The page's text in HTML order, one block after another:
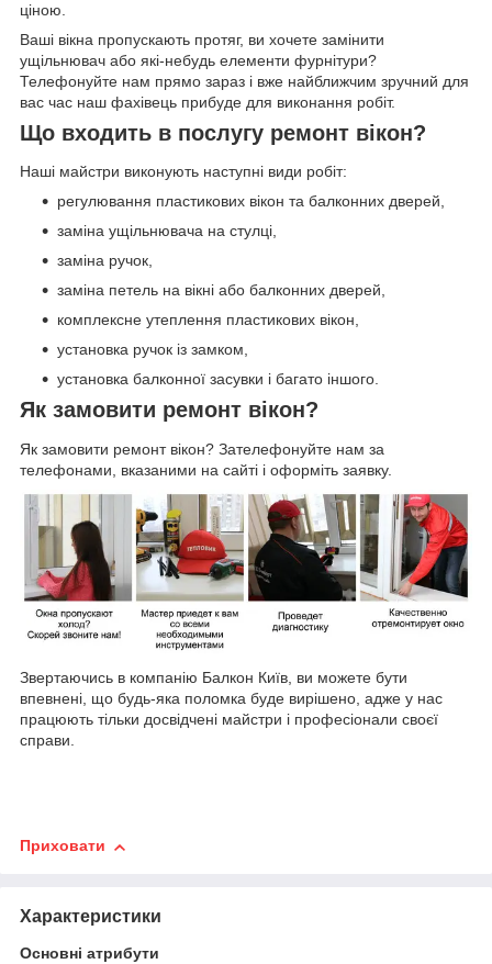
ціною.
Ваші вікна пропускають протяг, ви хочете замінити
ущільнювач або які-небудь елементи фурнітури?
Телефонуйте нам прямо зараз і вже найближчим зручний для
вас час наш фахівець прибуде для виконання робіт.
Що входить в послугу ремонт вікон?
Наші майстри виконують наступні види робіт:
регулювання пластикових вікон та балконних дверей,
заміна ущільнювача на стулці,
заміна ручок,
заміна петель на вікні або балконних дверей,
комплексне утеплення пластикових вікон,
установка ручок із замком,
установка балконної засувки і багато іншого.
Як замовити ремонт вікон?
Як замовити ремонт вікон? Зателефонуйте нам за
телефонами, вказаними на сайті і оформіть заявку.
Звертаючись в компанію Балкон Київ, ви можете бути
впевнені, що будь-яка поломка буде вирішено, адже у нас
працюють тільки досвідчені майстри і професіонали своєї
справи.
Приховати
Характеристики
Основні атрибути